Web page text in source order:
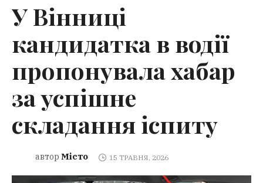
У Вінниці
кандидатка в водії
пропонувала хабар
за успішне
складання іспиту
автор Місто 15 ТРАВНЯ, 2026